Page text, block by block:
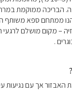
כוללת
טלוויזיה
ומפנקת.